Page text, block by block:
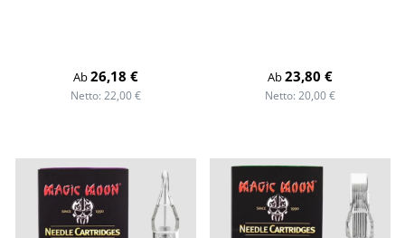
Regulärer Preis:
Ab26,18 €
Netto: 22,00 €
Regulärer Preis:
Ab23,80 €
Netto: 20,00 €